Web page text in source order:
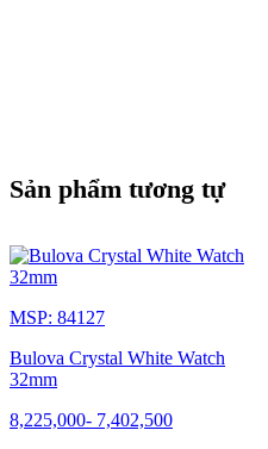
Sản phẩm tương tự
MSP: 84127
Bulova Crystal White Watch
32mm
8,225,000- 7,402,500